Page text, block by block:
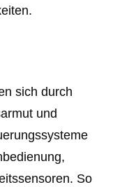
sich durch
und
So